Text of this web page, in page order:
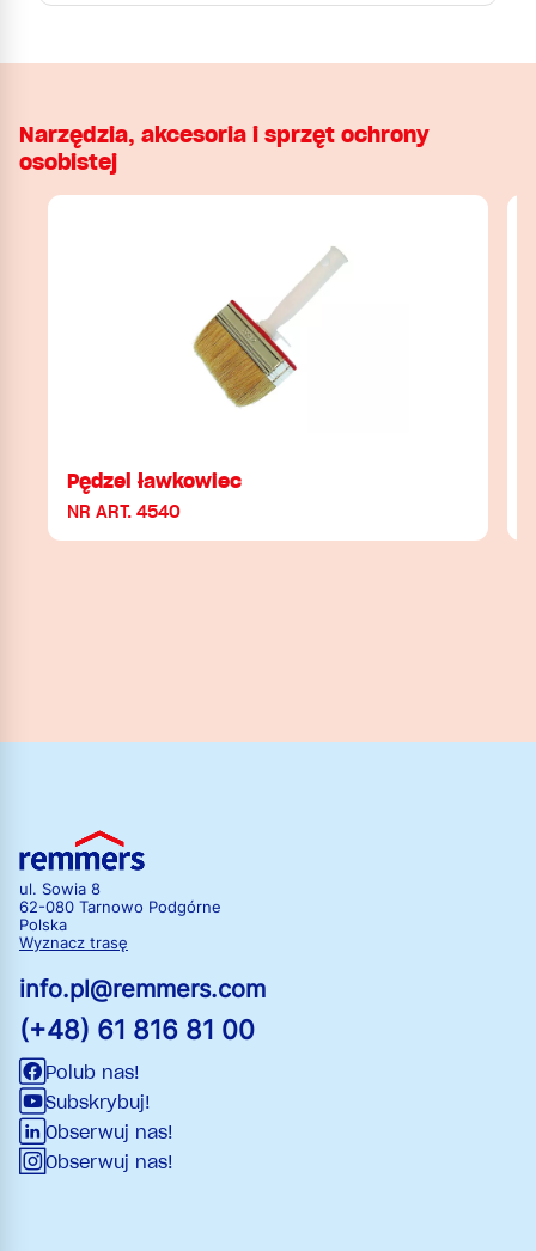
Narzędzia, akcesoria i sprzęt ochrony
osobistej
Pędzel ławkowiec
NR ART. 4540
ul. Sowia 8
62-080 Tarnowo Podgórne
Polska
Wyznacz trasę
info.pl@remmers.com
(+48) 61 816 81 00
Polub nas!
Subskrybuj!
Obserwuj nas!
Obserwuj nas!